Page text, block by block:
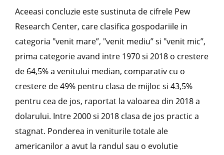
Aceeasi concluzie este sustinuta de cifrele Pew
Research Center, care clasifica gospodariile in
categoria "venit mare”, "venit mediu” si "venit mic”,
prima categorie avand intre 1970 si 2018 o crestere
de 64,5% a venitului median, comparativ cu o
crestere de 49% pentru clasa de mijloc si 43,5%
pentru cea de jos, raportat la valoarea din 2018 a
dolarului. Intre 2000 si 2018 clasa de jos practic a
stagnat. Ponderea in veniturile totale ale
americanilor a avut la randul sau o evolutie